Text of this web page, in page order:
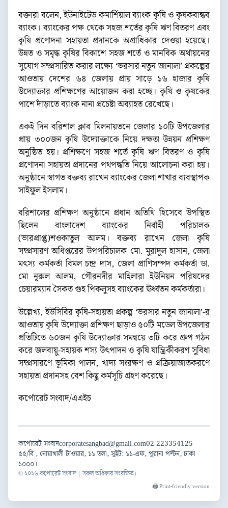
বক্তারা বলেন, ইউনাইটেড কমার্শিয়াল ব্যাংক কৃষি ও কৃষকবান্ধব
ব্যাংক। ব্যাংকের পক্ষ থেকে সহজ শর্তের কৃষি ঋণ বিতরণ এবং
কৃষি প্রণোদনা সহায়তা প্রদানকে অগ্রাধিকার দেওয়া হয়েছে।
উন্নত ও সমৃদ্ধ কৃষির বিকাশে সহজ শর্তে ও মানবিক অর্থায়নের
সুযোগ সম্প্রসারিত করার লক্ষ্যে ‘ভরসার নতুন জানালা’ প্রকল্পের
আওতায় দেশের ৬৪ জেলায় প্রায় সাড়ে ১৬ হাজার কৃষি
উদ্যোক্তার প্রশিক্ষণের আয়োজন করা হচ্ছে। কৃষি ও কৃষকের
পাশে দাঁড়াতে ব্যাংক নানা প্রচেষ্টা অব্যাহত রেখেছে।
একই দিন বরিশাল ক্লাব মিলনায়তনে জেলার ১০টি উপজেলার
প্রায় ৩০০জন কৃষি উদ্যোক্তাকে নিয়ে দক্ষতা উন্নয়ন প্রশিক্ষণ
অনুষ্ঠিত হয়। প্রশিক্ষণে সহজ শর্তে কৃষি ঋণ বিতরণ ও কৃষি
প্রণোদনা সহায়তা প্রদানের পথপদ্ধতি নিয়ে আলোচনা করা হয়।
অনুষ্ঠানে স্বাগত বক্তব্য রাখেন ব্যাংকের জেলা শাখার ব্যবস্থাপক
সাইফুল ইসলাম।
বরিশালের প্রশিক্ষণ অনুষ্ঠানে প্রধান অতিথি হিসেবে উপস্থিত
ছিলেন বাংলাদেশ ব্যাংকের নির্বাহী পরিচালক
(ভারপ্রাপ্তু)শওকাতুল আলম। বক্তব্য রাখেন জেলা কৃষি
সম্প্রসারণ অধিপ্তরের উপপরিচালক মো. মুরাদুল হাসান, জেলা
মৎস্য কর্মকর্তা বিমল চন্দ্র দাস, জেলা প্রাণিসম্পদ কর্মকর্তা ডা.
মো নূরুল আলম, গৌরনদীর মাহিলারা ইউনিয়ন পরিষদের
চেয়ারম্যান সৈকত গুহ পিকলুসহ ব্যাংকের ঊর্ধ্বতন কর্মকর্তারা।
উল্লেখ্য, ইউসিবির কৃষি-সহায়তা প্রকল্প ‘ভরসার নতুন জানালা’-র
আওতায় কৃষি উদ্যোক্তা প্রশিক্ষণ ছাড়াও ৫০টি মডেল উপজেলার
প্রতিটিতে ৬০জন কৃষি উদ্যোক্তার সমন্বয়ে ৩টি করে গ্রুপ গঠন
করে জলবায়ু-সহায়ক শস্য উৎপাদন ও কৃষি যান্ত্রিকীকরণ সুবিধা
সম্প্রসারণে ভূমিকা পালন, খাদ্য সংরক্ষণ ও প্রক্রিয়াজাতকরণে
সহায়তা প্রদানসহ বেশ কিছু কর্মসূচি গ্রহণ করেছে।
কর্পোরেট সংবাদ/এএইচ
কর্পোরেট সংবাদcorporatesangbad@gmail.com02 223354125
৫৫/বি , নোয়াখালী টাওয়ার, ১১ তলা, সুইট: ১১-এফ, পুরানা পল্টন, ঢাকা
১০০০।
© ২০২৬ কর্পোরেট সংবাদ | সকল অধিকার সংরক্ষিত।
🖨️ Print-friendly version